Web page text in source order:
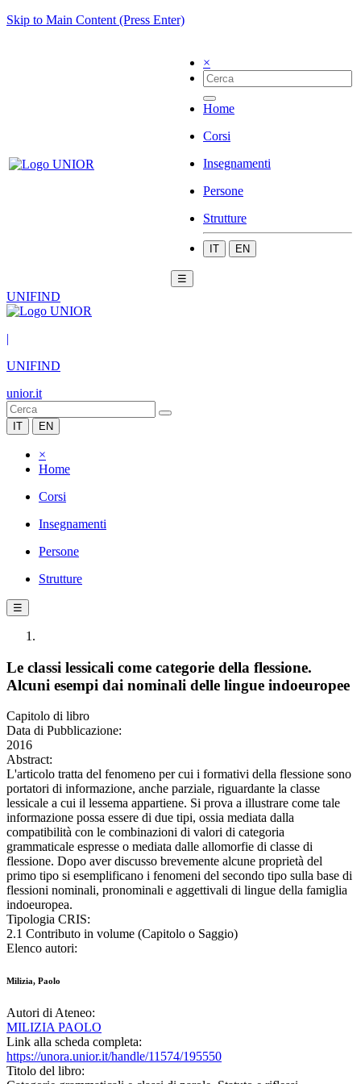
Skip to Main Content (Press Enter)
×
Home
Corsi
Insegnamenti
Persone
Strutture
IT EN
☰
UNIFIND
|
UNIFIND
unior.it
IT EN
×
Home
Corsi
Insegnamenti
Persone
Strutture
☰
Le classi lessicali come categorie della flessione.
Alcuni esempi dai nominali delle lingue indoeuropee
Capitolo di libro
Data di Pubblicazione:
2016
Abstract:
L'articolo tratta del fenomeno per cui i formativi della flessione sono
portatori di informazione, anche parziale, riguardante la classe
lessicale a cui il lessema appartiene. Si prova a illustrare come tale
informazione possa essere di due tipi, ossia mediata dalla
compatibilità con le combinazioni di valori di categoria
grammaticale espresse o mediata dalle allomorfie di classe di
flessione. Dopo aver discusso brevemente alcune proprietà del
primo tipo si esemplificano i fenomeni del secondo tipo sulla base di
flessioni nominali, pronominali e aggettivali di lingue della famiglia
indoeuropea.
Tipologia CRIS:
2.1 Contributo in volume (Capitolo o Saggio)
Elenco autori:
Milizia, Paolo
Autori di Ateneo:
MILIZIA PAOLO
Link alla scheda completa:
https://unora.unior.it/handle/11574/195550
Titolo del libro: